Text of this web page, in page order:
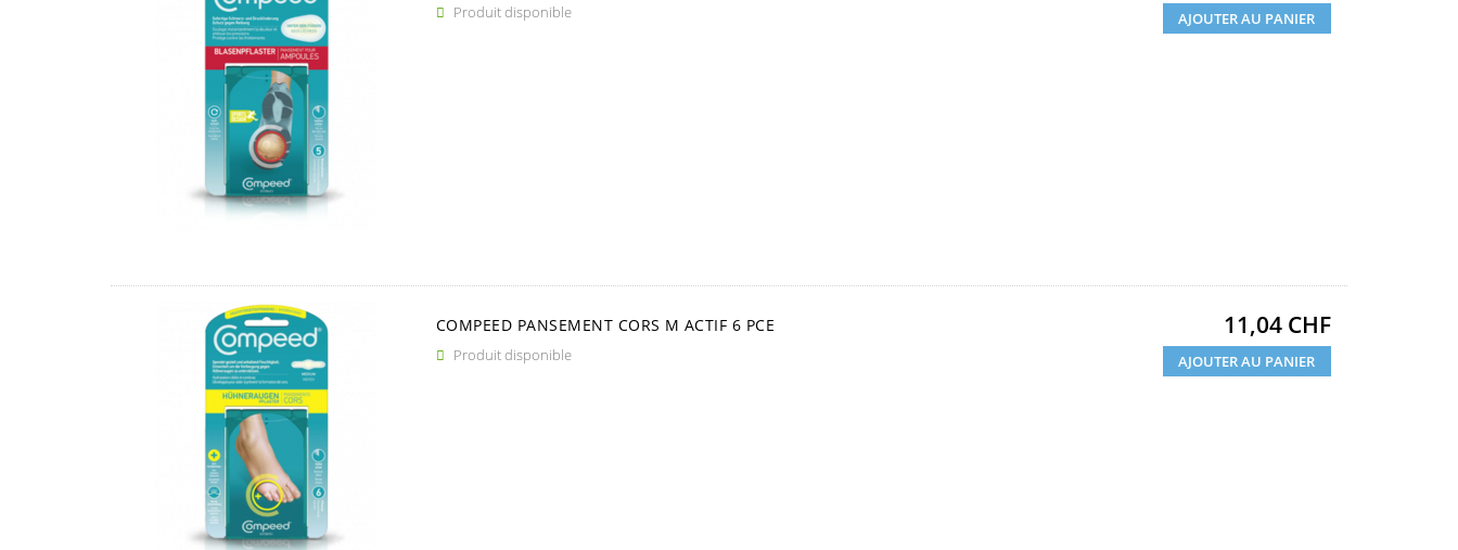
 Produit disponible AJOUTER AU PANIER
COMPEED PANSEMENT CORS M ACTIF 6 PCE
 Produit disponible
Prix
11,04 CHF
AJOUTER AU PANIER